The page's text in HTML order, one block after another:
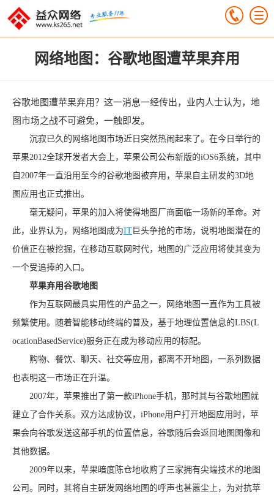
网络地图：谷歌地图遭苹果弃用
谷歌地图遭苹果弃用？这一消息一经传出，业内人士认为，地
图市场之战不可避免，一触即发。
沉寂已久的网络地图市场近日突然热闹起来了。在今日举行的
苹果2012全球开发者大会上，苹果公司公布新版的iOS6系统，其中
自2007年一直沿用至今的谷歌地图被弃用，苹果自主研发的3D地
图应用也正式推出。
毫无疑问，苹果的加入将使得地图厂商面临一场新的革命。对
此，业界认为，网络地图成为IT 巨头争抢的市场，说明地图潜在的
价值正在被挖掘，在移动互联网时代，地图的广泛应用将使其变为
一个受追捧的入口。
苹果弃用谷歌地图
作为互联网最具实用性的产品之一，网络地图一直作为工具被
频繁使用。随着智能移动终端的普及，基于地理位置信息的LBS(L
ocationBasedService)服务正在成为移动应用的标配。
购物、餐饮、聊天、社交等应用，都离不开地图，一系列数据
也表明这一市场正在升温。
2007年，苹果推出了第一款iPhone手机，那时其与谷歌地图就
建立了合作关系。双方达成协议，iPhone用户打开地图应用时，苹
果会向谷歌发送这部手机的位置信息，谷歌随后会返回地图图像和
其他数据。
2009年以来，苹果暗度陈仓地收购了三家拥有尖端技术的地图
公司。同时，其将自主研发网络地图的呼声也甚嚣尘上，为对抗苹